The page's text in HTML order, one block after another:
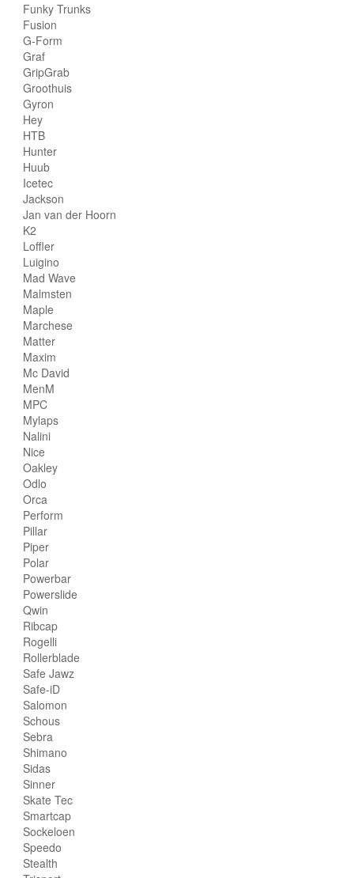
Funky Trunks
Fusion
G-Form
Graf
GripGrab
Groothuis
Gyron
Hey
HTB
Hunter
Huub
Icetec
Jackson
Jan van der Hoorn
K2
Loffler
Luigino
Mad Wave
Malmsten
Maple
Marchese
Matter
Maxim
Mc David
MenM
MPC
Mylaps
Nalini
Nice
Oakley
Odlo
Orca
Perform
Pillar
Piper
Polar
Powerbar
Powerslide
Qwin
Ribcap
Rogelli
Rollerblade
Safe Jawz
Safe-iD
Salomon
Schous
Sebra
Shimano
Sidas
Sinner
Skate Tec
Smartcap
Sockeloen
Speedo
Stealth